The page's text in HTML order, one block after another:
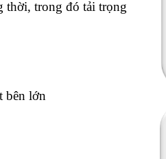
thời, trong đó tải trọng
bên lớn